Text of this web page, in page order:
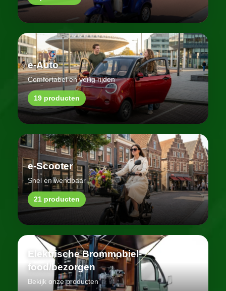
e-Auto
Comfortabel en veilig rijden
19 producten
e-Scooter
Snel en wendbaar
21 producten
Elektrische Brommobiel-
food/bezorgen
Bekijk onze producten